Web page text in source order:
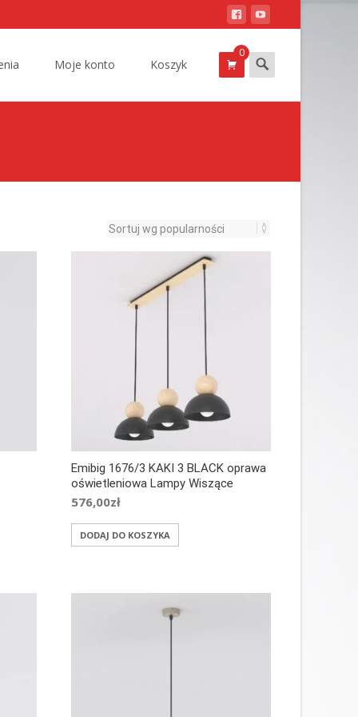
Moje konto Koszyk
0 Szukam
Emibig 1676/3 KAKI 3 BLACK oprawa
oświetleniowa Lampy Wiszące
576,00zł
DODAJ DO KOSZYKA